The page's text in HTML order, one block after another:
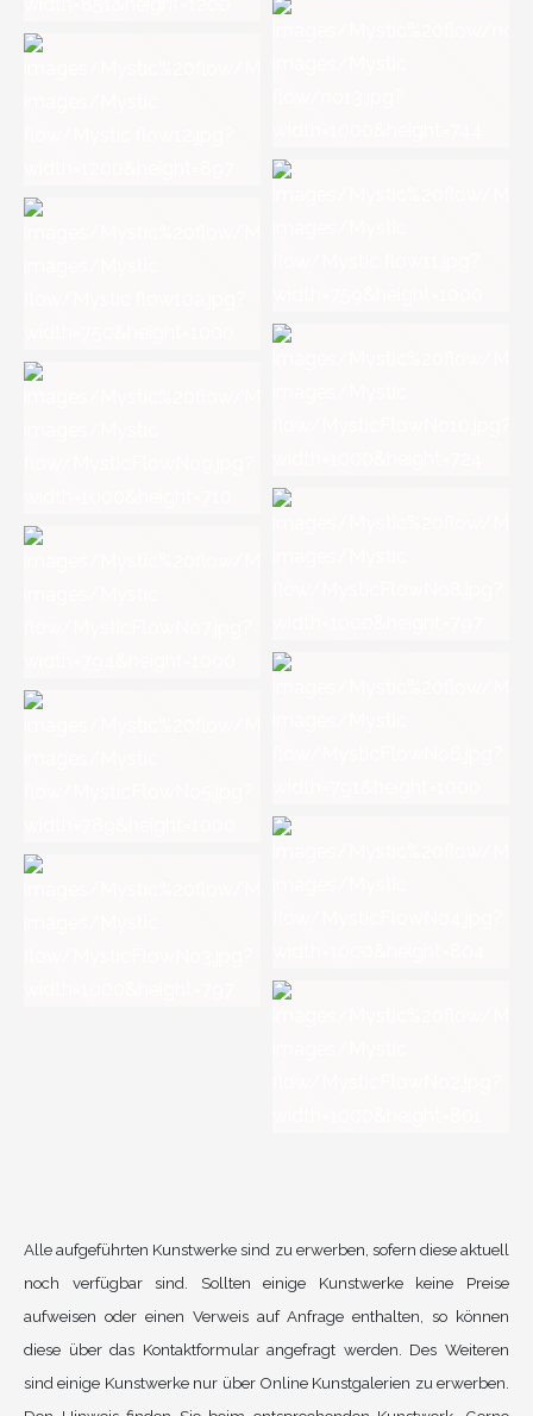
Alle aufgeführten Kunstwerke sind zu erwerben, sofern diese aktuell
noch verfügbar sind. Sollten einige Kunstwerke keine Preise
aufweisen oder einen Verweis auf Anfrage enthalten, so können
diese über das Kontaktformular angefragt werden. Des Weiteren
sind einige Kunstwerke nur über Online Kunstgalerien zu erwerben.